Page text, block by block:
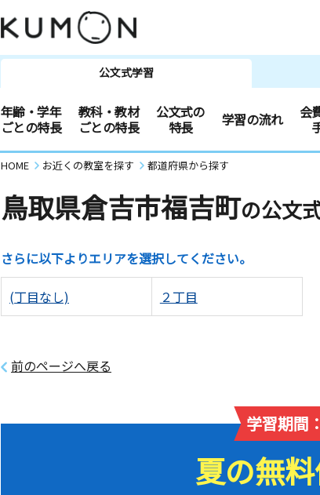
公文式学習
年齢・学年
ごとの特長
教科・教材
ごとの特長
公文式の
特長
学習の流れ
会
HOME お近くの教室を探す 都道府県から探す
鳥取県倉吉市福吉町の公文
さらに以下よりエリアを選択してください。
(丁目なし) ２丁目
前のページへ戻る
学習期間
夏の無